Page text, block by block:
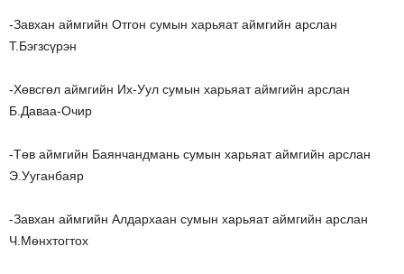
-Завхан аймгийн Отгон сумын харьяат аймгийн арслан
Т.Бэгзсүрэн
-Хөвсгөл аймгийн Их-Уул сумын харьяат аймгийн арслан
Б.Даваа-Очир
-Төв аймгийн Баянчандмань сумын харьяат аймгийн арслан
Э.Ууганбаяр
-Завхан аймгийн Алдархаан сумын харьяат аймгийн арслан
Ч.Мөнхтогтох